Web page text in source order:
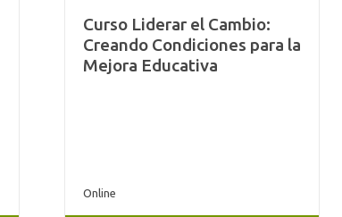
Curso Liderar el Cambio:
Creando Condiciones para la
Mejora Educativa
Online